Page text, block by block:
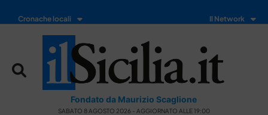
Cronache locali Il Network
Fondato da Maurizio Scaglione
SABATO 8 AGOSTO 2026 - AGGIORNATO ALLE 19:00